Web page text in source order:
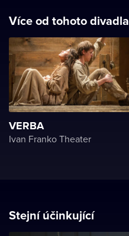
Více od tohoto divadla
VERBA
Ivan Franko Theater
Stejní účinkující